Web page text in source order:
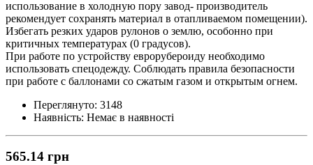
использование в холодную пору завод- производитель
рекомендует сохранять материал в отапливаемом помещении).
Избегать резких ударов рулонов о землю, особонно при
критичных температурах (0 градусов).
При работе по устройству еврорубероиду необходимо
использовать спецодежду. Соблюдать правила безопасности
при работе с баллонами со сжатым газом и открытым огнем.
Переглянуто: 3148
Наявність: Немає в наявності
565.14 грн